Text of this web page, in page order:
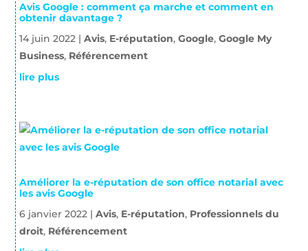
Avis Google : comment ça marche et comment en
obtenir davantage ?
14 juin 2022| Avis, E-réputation, Google, Google My
Business, Référencement
lire plus
Améliorer la e-réputation de son office notarial avec
les avis Google
6 janvier 2022| Avis, E-réputation, Professionnels du
droit, Référencement